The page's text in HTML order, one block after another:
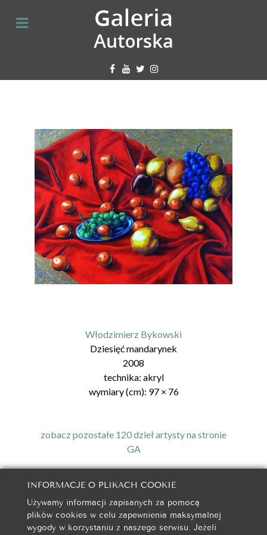
Włodzimierz Bykowski
Dziesięć mandarynek
2008
technika: akryl
wymiary (cm): 97× 76
zobacz pozostałe 120 dzieł artysty na stronie
GA
galeria@autorska.pl
608 596 314
INFORMACJE O PLIKACH COOKIE
Używamy informacji zapisanych za pomocą
plików cookies w celu zapewnienia maksymalnej
wygody w korzystaniu z naszego serwisu. Jeżeli